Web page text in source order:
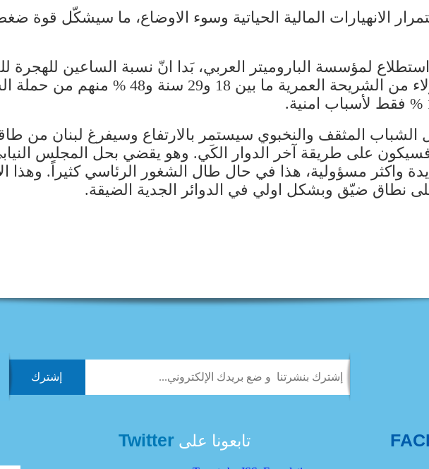
الانهيارات المالية الحياتية وسوء الاوضاع، ما سيشكّل قوة
لمؤسسة الباروميتر العربي، بَدا انّ نسبة الساعين للهجرة
الشباب المثقف والنخبوي سيستمر بالارتفاع وسيفرغ لبنان من
فسيكون على طريقة آخر الدوار الكَي. وهو يقضي بحل المجلس
واكثر مسؤولية، هذا في حال طال الشغور الرئاسي كثيراً. وهذا
نطاق ضيّق وبشكل اولي في الدوائر الجدية الضيقة.
تابعونا علىTwitter